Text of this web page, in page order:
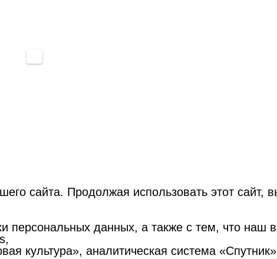
сайта. Продолжая использовать этот сайт,
персональных данных, а также с тем, что наш
культура», аналитическая система